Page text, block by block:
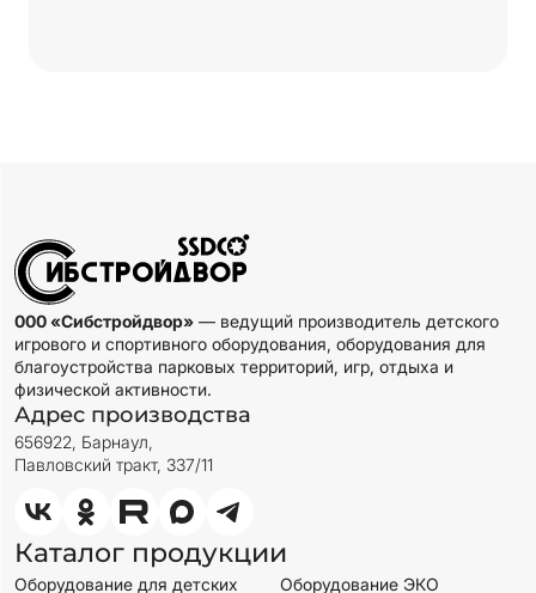
000 «Сибстройдвор» — ведущий производитель детского
игрового и спортивного оборудования, оборудования для
благоустройства парковых территорий, игр, отдыха и
физической активности.
Адрес производства
656922, Барнаул,
Павловский тракт, 337/11
Каталог продукции
Оборудование для детских
Оборудование ЭКО